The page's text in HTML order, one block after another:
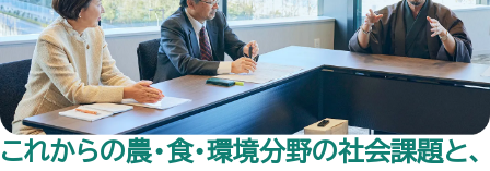
これからの農・食・環境分野の社会課題と、